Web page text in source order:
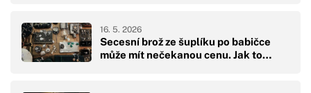
Secesní brož ze šuplíku po babičce
může mít nečekanou cenu. Jak to…
16. 5. 2026